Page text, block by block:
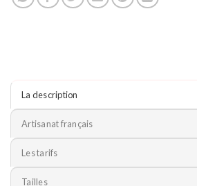
La description
Artisanat français
Les tarifs
Tailles